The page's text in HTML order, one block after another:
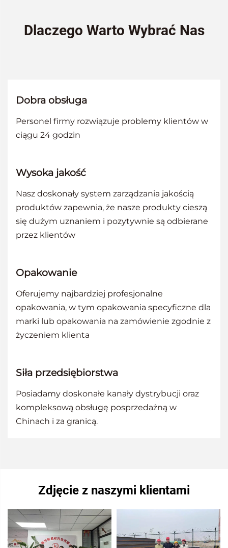
Dlaczego Warto Wybrać Nas
Dobra obsługa
Personel firmy rozwiązuje problemy klientów w
ciągu 24 godzin
Wysoka jakość
Nasz doskonały system zarządzania jakością
produktów zapewnia, że nasze produkty cieszą
się dużym uznaniem i pozytywnie są odbierane
przez klientów
Opakowanie
Oferujemy najbardziej profesjonalne
opakowania, w tym opakowania specyficzne dla
marki lub opakowania na zamówienie zgodnie z
życzeniem klienta
Siła przedsiębiorstwa
Posiadamy doskonałe kanały dystrybucji oraz
kompleksową obsługę posprzedażną w
Chinach i za granicą.
Zdjęcie z naszymi klientami